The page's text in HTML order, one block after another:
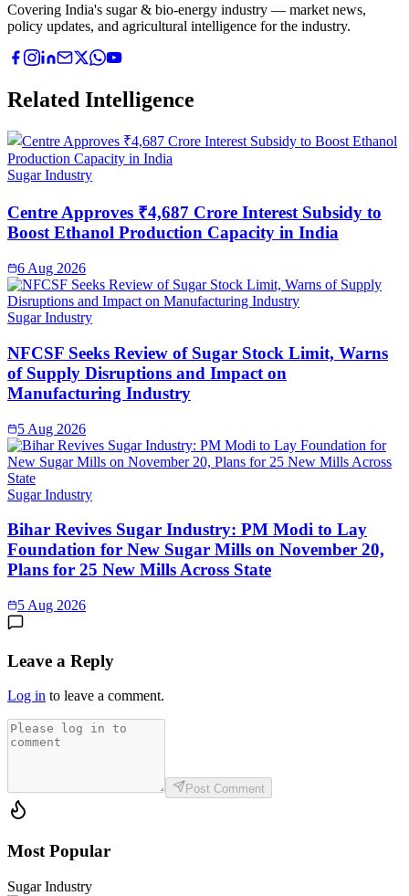
Covering India's sugar & bio-energy industry — market news,
policy updates, and agricultural intelligence for the industry.
Related Intelligence
Sugar Industry
Centre Approves ₹4,687 Crore Interest Subsidy to
Boost Ethanol Production Capacity in India
6 Aug 2026
Sugar Industry
NFCSF Seeks Review of Sugar Stock Limit, Warns
of Supply Disruptions and Impact on
Manufacturing Industry
5 Aug 2026
Sugar Industry
Bihar Revives Sugar Industry: PM Modi to Lay
Foundation for New Sugar Mills on November 20,
Plans for 25 New Mills Across State
5 Aug 2026
Leave a Reply
Log in to leave a comment.
Post Comment
Most Popular
Sugar Industry